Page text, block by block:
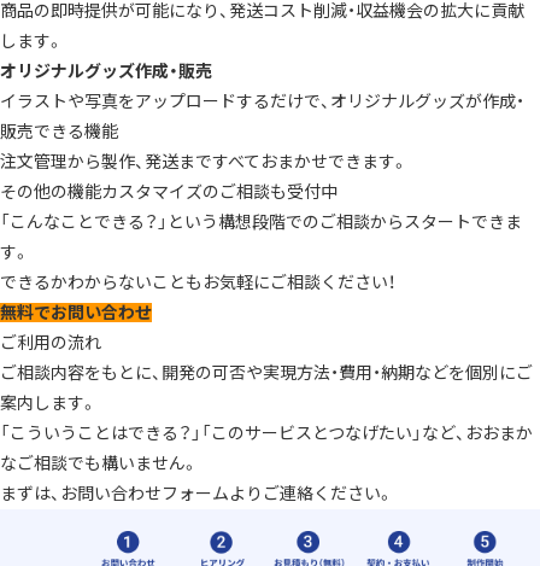
商品の即時提供が可能になり、発送コスト削減・収益機会の拡大に貢献
します。
オリジナルグッズ作成・販売
イラストや写真をアップロードするだけで、オリジナルグッズが作成・
販売できる機能
注文管理から製作、発送まですべておまかせできます。
その他の機能カスタマイズのご相談も受付中
「こんなことできる？」という構想段階でのご相談からスタートできま
す。
できるかわからないこともお気軽にご相談ください！
無料でお問い合わせ
ご利用の流れ
ご相談内容をもとに、開発の可否や実現方法・費用・納期などを個別にご
案内します。
「こういうことはできる？」「このサービスとつなげたい」など、おおまか
なご相談でも構いません。
まずは、お問い合わせフォームよりご連絡ください。